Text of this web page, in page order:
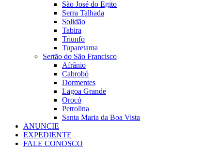
São José do Egito
Serra Talhada
Solidão
Tabira
Triunfo
Tuparetama
Sertão do São Francisco
Afrânio
Cabrobó
Dormentes
Lagoa Grande
Orocó
Petrolina
Santa Maria da Boa Vista
ANUNCIE
EXPEDIENTE
FALE CONOSCO